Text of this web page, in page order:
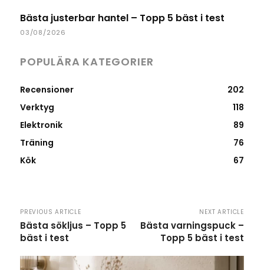
Bästa justerbar hantel – Topp 5 bäst i test
03/08/2026
POPULÄRA KATEGORIER
Recensioner
202
Verktyg
118
Elektronik
89
Träning
76
Kök
67
PREVIOUS ARTICLE
Bästa sökljus – Topp 5
bäst i test
NEXT ARTICLE
Bästa varningspuck –
Topp 5 bäst i test